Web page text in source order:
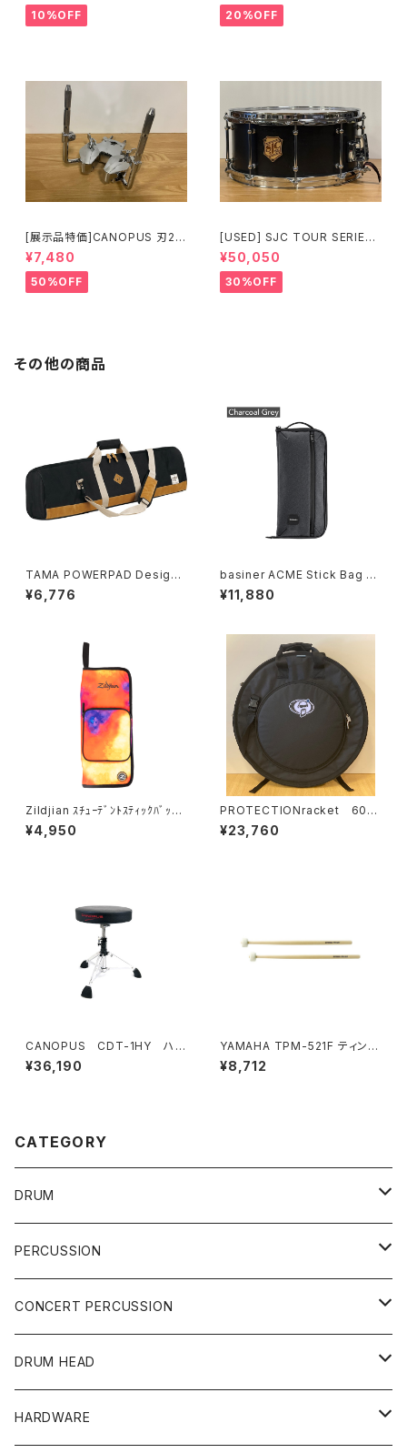
Pedal HP600DTWMB
10%OFF 20%OFF
[展示品特価]CANOPUS 刃2専
用ダブルタムクランプ Y-WTC
¥7,480
50%OFF
[USED] SJC TOUR SERIES
SNARE 14 × 6.5 マットブラッ
ク
¥50,050
30%OFF
その他の商品
TAMA POWERPAD Designe
r Bag -Hardware- (THB02L
BK)
¥6,776
basiner ACME Stick Bag A
CME-ST-CG Charcoal Grey
¥11,880
Zildjian ｽﾁｭｰﾃﾞﾝﾄｽﾃｨｯｸﾊﾞｯ
ｸ ｵﾚﾝｼﾞﾊﾞｰｽﾄ ZXSB00202
¥4,950
PROTECTIONracket 602
0R シンバルケース 22" (リュ
ックタイプ)
¥23,760
CANOPUS CDT-1HY ハイ
ブリッド・ドラムスローン
¥36,190
YAMAHA TPM-521F ティンパ
ニ マレット
¥8,712
CATEGORY
DRUM
DRUM SET
YAMAHA
PEARL
SNARE
TAMA
PEARL
CYMBAL
ZILDJIAN
ACCESSORY
PERCUSSION
CAJON
CONGA
BONGO
CONCERT PERCUSSION
CONCERT SNARE
CONCERT CYMBAL
DRUM HEAD
SNARE HEAD
HARDWARE